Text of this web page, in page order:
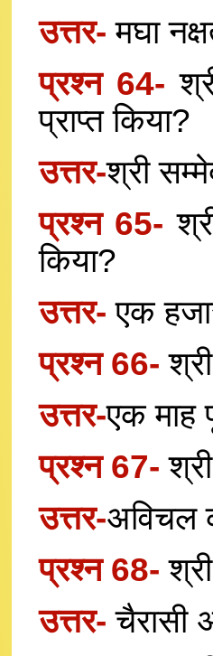
उत्तर- मघा
प्रश्न 64-
प्राप्त किया?
उत्तर-श्री
प्रश्न 65-
किया?
उत्तर- एक
प्रश्न 66-
उत्तर-एक माह
प्रश्न 67-
उत्तर-अविचल
प्रश्न 68-
उत्तर- चैरासी